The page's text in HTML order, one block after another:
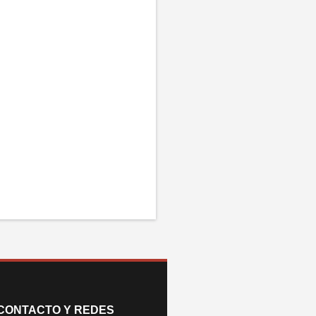
Y REDES